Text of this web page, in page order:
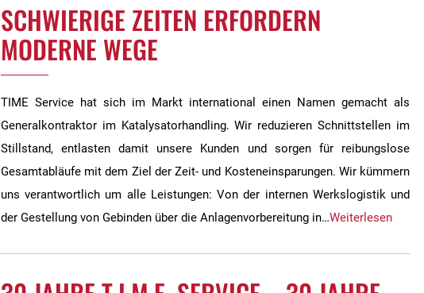
SCHWIERIGE ZEITEN ERFORDERN
MODERNE WEGE
TIME Service hat sich im Markt international einen Namen gemacht als
Generalkontraktor im Katalysatorhandling. Wir reduzieren Schnittstellen im
Stillstand, entlasten damit unsere Kunden und sorgen für reibungslose
Gesamtabläufe mit dem Ziel der Zeit- und Kosteneinsparungen. Wir kümmern
uns verantwortlich um alle Leistungen: Von der internen Werkslogistik und
der Gestellung von Gebinden über die Anlagenvorbereitung in…Weiterlesen